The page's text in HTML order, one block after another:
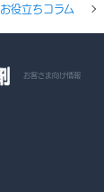
お役立ちコラム
お客さま向け情報